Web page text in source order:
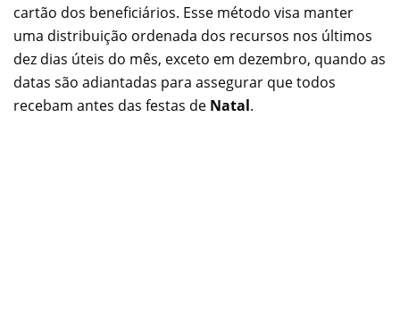
cartão dos beneficiários. Esse método visa manter
uma distribuição ordenada dos recursos nos últimos
dez dias úteis do mês, exceto em dezembro, quando as
datas são adiantadas para assegurar que todos
recebam antes das festas de Natal.